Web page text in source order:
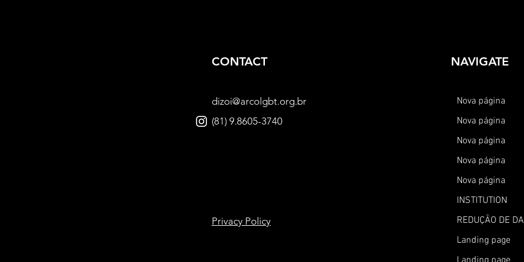
CONTACT
dizoi@arcolgbt.org.br
(81) 9.8605-3740
Privacy Policy
NAVIGATE
Nova página
Nova página
Nova página
Nova página
Nova página
INSTITUTION
REDUÇÃO DE
Landing page